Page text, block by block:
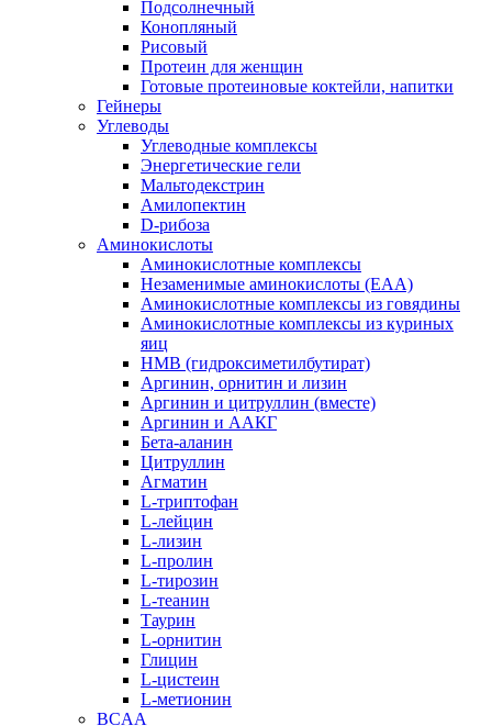
Подсолнечный
Конопляный
Рисовый
Протеин для женщин
Готовые протеиновые коктейли, напитки
Гейнеры
Углеводы
Углеводные комплексы
Энергетические гели
Мальтодекстрин
Амилопектин
D-рибоза
Аминокислоты
Аминокислотные комплексы
Незаменимые аминокислоты (EAA)
Аминокислотные комплексы из говядины
Аминокислотные комплексы из куриных
яиц
HMB (гидроксиметилбутират)
Аргинин, орнитин и лизин
Аргинин и цитруллин (вместе)
Аргинин и ААКГ
Бета-аланин
Цитруллин
Агматин
L-триптофан
L-лейцин
L-лизин
L-пролин
L-тирозин
L-теанин
Таурин
L-орнитин
Глицин
L-цистеин
L-метионин
BCAA